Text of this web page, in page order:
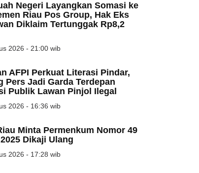
Negeri Layangkan Somasi ke
Riau Pos Group, Hak Eks
Diklaim Tertunggak Rp8,2
2026 - 21:00 wib
AFPI Perkuat Literasi Pindar,
Pers Jadi Garda Terdepan
Publik Lawan Pinjol Ilegal
2026 - 16:36 wib
Minta Permenkum Nomor 49
Dikaji Ulang
2026 - 17:28 wib